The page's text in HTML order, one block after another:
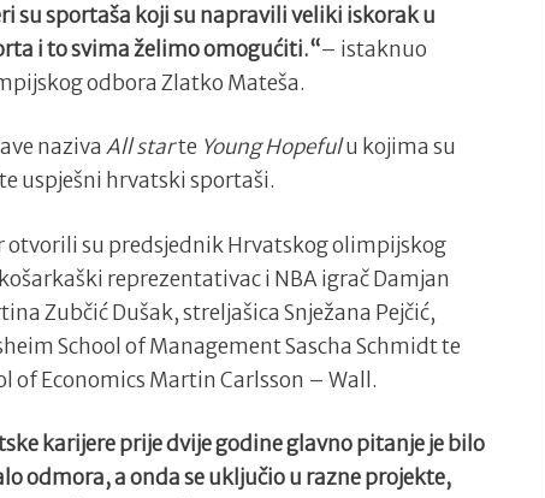
su sportaša koji su napravili veliki iskorak u
i to svima želimo omogućiti.“– istaknuo
odbora Zlatko Mateša.
naziva All starte Young Hopefulu kojima su
uspješni hrvatski sportaši.
otvorili su predsjednik Hrvatskog olimpijskog
reprezentativac i NBA igrač Damjan
Zubčić Dušak, streljašica Snježana Pejčić,
School of Management Sascha Schmidt te
of Economics Martin Carlsson – Wall.
karijere prije dvije godine glavno pitanje je bilo
odmora, a onda se uključio u razne projekte,